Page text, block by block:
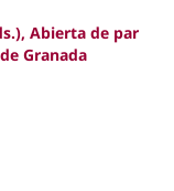
Abierta de par
Granada